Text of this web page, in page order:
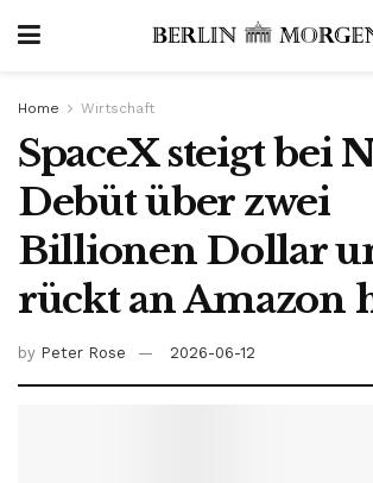
Home Wirtschaft
SpaceX steigt bei
Debüt über zwei
Billionen Dollar
rückt an Amazon
by Peter Rose 2026-06-12